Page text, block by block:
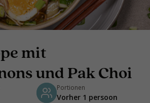
mit
und Pak Choi
Portionen
Vorher 1 persoon